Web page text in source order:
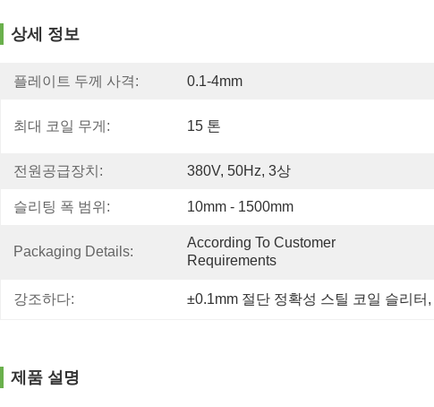
상세 정보
플레이트 두께 사격: 0.1-4mm
최대 코일 무게: 15 톤
전원공급장치: 380V, 50Hz, 3상
슬리팅 폭 범위: 10mm - 1500mm
Packaging Details:
According To Customer
Requirements
강조하다: ±0.1mm 절단 정확성 스틸 코일 슬리터 ,
제품 설명